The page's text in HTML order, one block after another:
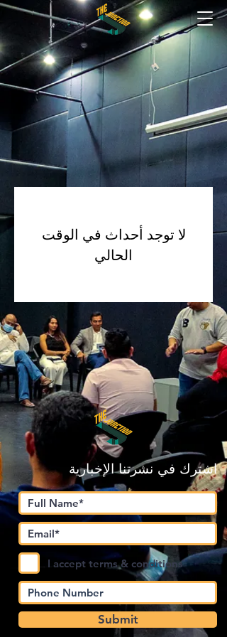
لا توجد أحداث في الوقت
الحالي
اشترك في نشرتنا الإخبارية
I accept terms & conditions
Submit